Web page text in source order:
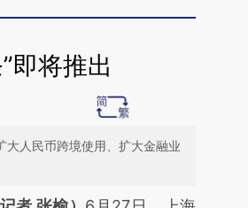
即将推出
大人民币跨境使用、扩大金融业